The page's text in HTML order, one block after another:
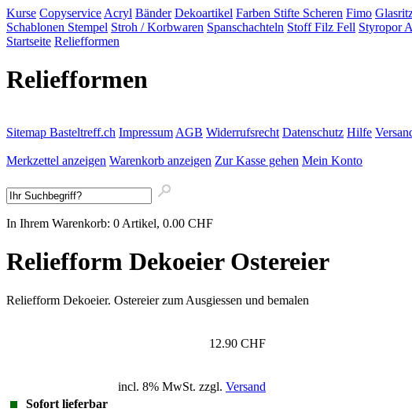
Kurse Copyservice Acryl Bänder Dekoartikel Farben Stifte Scheren Fimo
Schablonen Stempel Stroh / Korbwaren Spanschachteln Stoff Filz Fell Styropor
Startseite Reliefformen
Reliefformen
Sitemap Basteltreff.ch Impressum AGB Widerrufsrecht Datenschutz Hilfe
Merkzettel anzeigen Warenkorb anzeigen Zur Kasse gehen Mein Konto
In Ihrem Warenkorb: 0 Artikel, 0.00 CHF
Reliefform Dekoeier Ostereier
Reliefform Dekoeier. Ostereier zum Ausgiessen und bemalen
12.90 CHF
incl. 8% MwSt. zzgl. Versand
Sofort lieferbar